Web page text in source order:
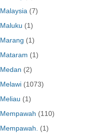
Malaysia (7)
Maluku (1)
Marang (1)
Mataram (1)
Medan (2)
Melawi (1073)
Meliau (1)
Mempawah (110)
Mempawah.
(1)